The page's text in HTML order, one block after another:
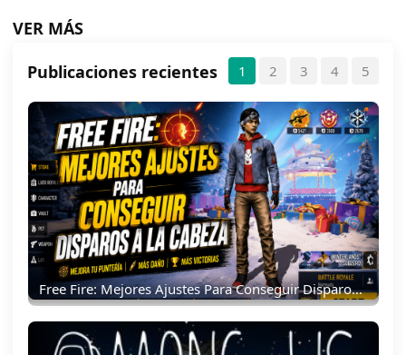
VER MÁS
Publicaciones recientes
1 2 3 4 5
Free Fire: Mejores Ajustes Para Conseguir Disparos A La Cabeza